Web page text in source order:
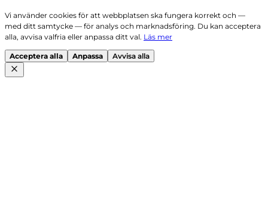
Vi använder cookies för att webbplatsen ska fungera korrekt och —
med ditt samtycke — för analys och marknadsföring. Du kan acceptera
alla, avvisa valfria eller anpassa ditt val. Läs mer
Acceptera alla Anpassa Avvisa alla